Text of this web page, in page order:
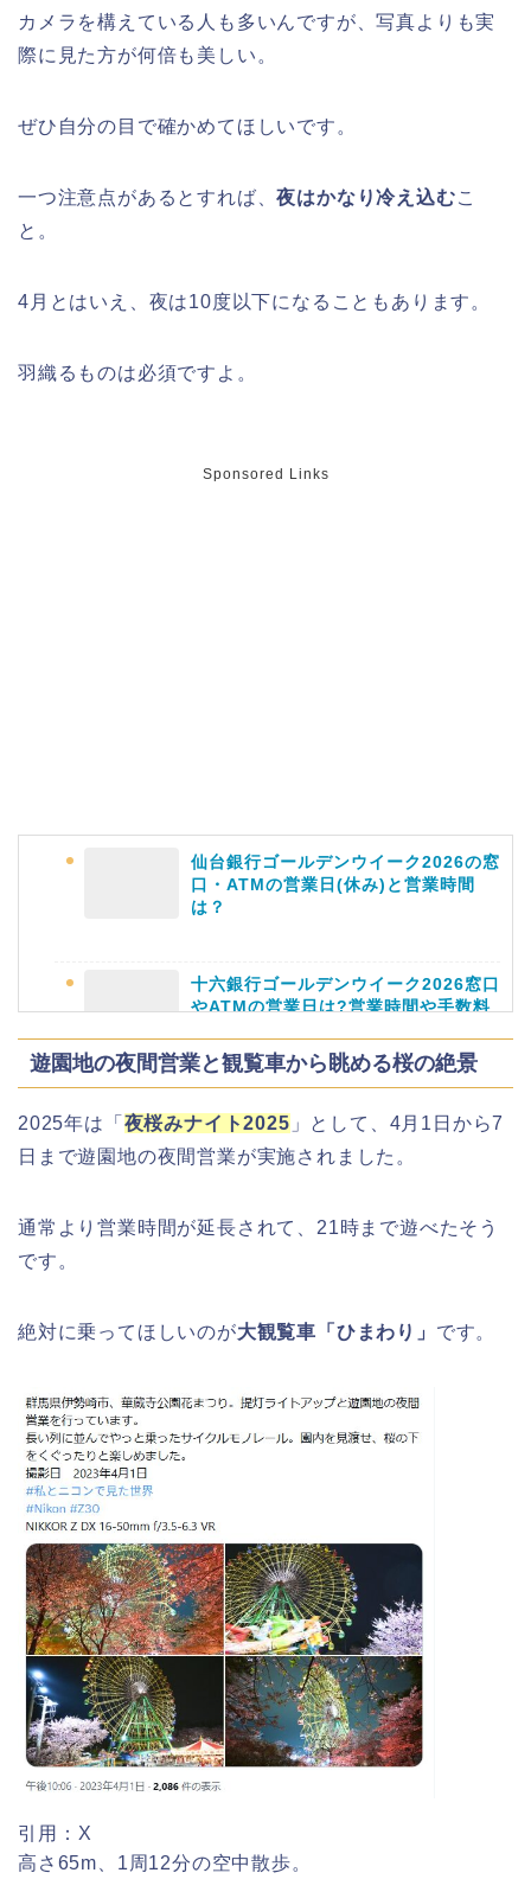
角館桜まつり2026の屋台(出店)やライ
トアップは?駐車場も調査!
大河原桜まつり(千本桜)2026の屋台の
出店情報!混雑や渋滞も調査!
(出店)の時間はいつから?混雑状況も!
はいつまで?駐車場も調査!
カメラを構えている人も多いんですが、写真よりも実
際に見た方が何倍も美しい。
ぜひ自分の目で確かめてほしいです。
一つ注意点があるとすれば、夜はかなり冷え込むこ
と。
4月とはいえ、夜は10度以下になることもあります。
羽織るものは必須ですよ。
Sponsored Links
仙台銀行ゴールデンウイーク2026の窓
口・ATMの営業日(休み)と営業時間
は？
十六銀行ゴールデンウイーク2026窓口
やATMの営業日は?営業時間や手数料
静岡銀行ゴールデンウィーク2026の営
業日や休みは?ATM手数料も調査!
海遊館GW(ゴールデンウィーク)の混
日岡山公園の桜(花見)2026の屋台・出
店はいつまで?ライトアップ情報も!
悠久山公園桜祭り2026の屋台や出店
は?ライトアップや駐車場情報も!
高崎城址公園(高崎公園)桜祭り2026の
遊園地の夜間営業と観覧車から眺める桜の絶景
2025年は「 夜桜みナイト2025 」として、4月1日から7
日まで遊園地の夜間営業が実施されました。
通常より営業時間が延長されて、21時まで遊べたそう
です。
絶対に乗ってほしいのが大観覧車「ひまわり」 です。
引用：X
高さ65m、1周12分の空中散歩。